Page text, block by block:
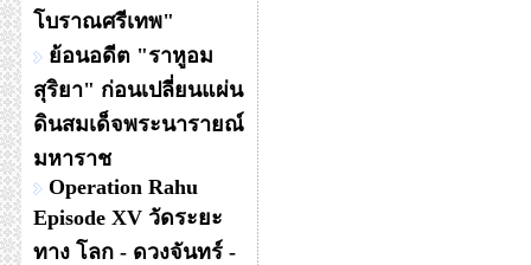
โบราณศรีเทพ"
ย้อนอดีต "ราหูอม
สุริยา" ก่อนเปลี่ยนแผ่น
ดินสมเด็จพระนารายณ์
มหาราช
Operation Rahu
Episode XV วัดระยะ
ทาง โลก - ดวงจันทร์ -